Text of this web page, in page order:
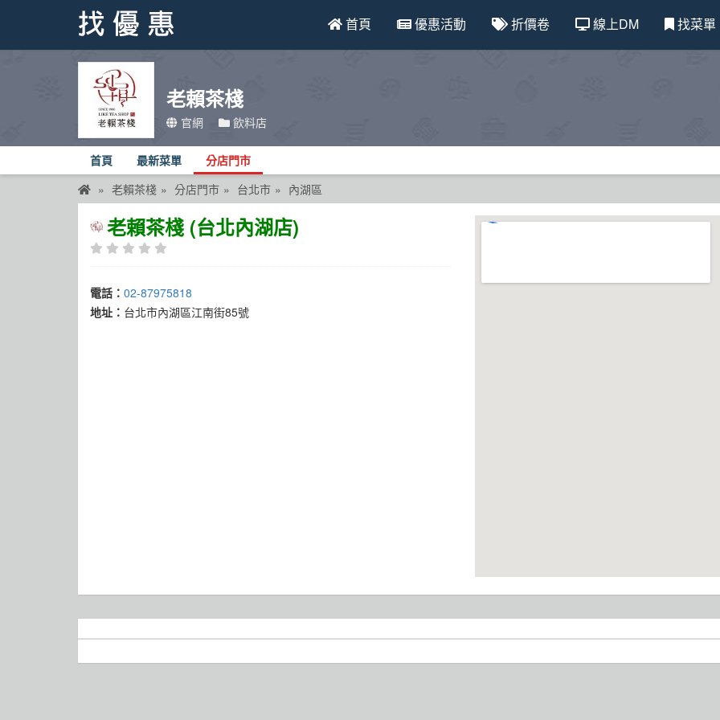
首頁 優惠活動 折價卷 線上DM 找菜單
老賴茶棧
官網 飲料店
首頁 最新菜單 分店門市
老賴茶棧 分店門市 台北市 內湖區
老賴茶棧 (台北內湖店)
電話： 02-87975818
地址： 台北市內湖區江南街85號
找優惠